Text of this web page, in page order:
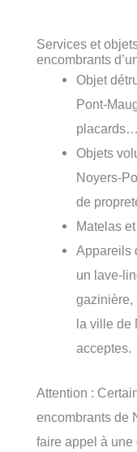
Services et
encombrants
Objet
Pont-
Objets
Noyers-
de
Matelas
Appareils
un lave-
gazinière,
la ville de
acceptes.
Attention :
encombrants de
faire appel à une